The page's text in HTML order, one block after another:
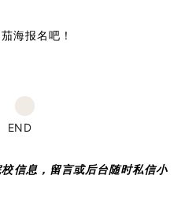
海报名吧！
END
信息，留言或后台随时私信小